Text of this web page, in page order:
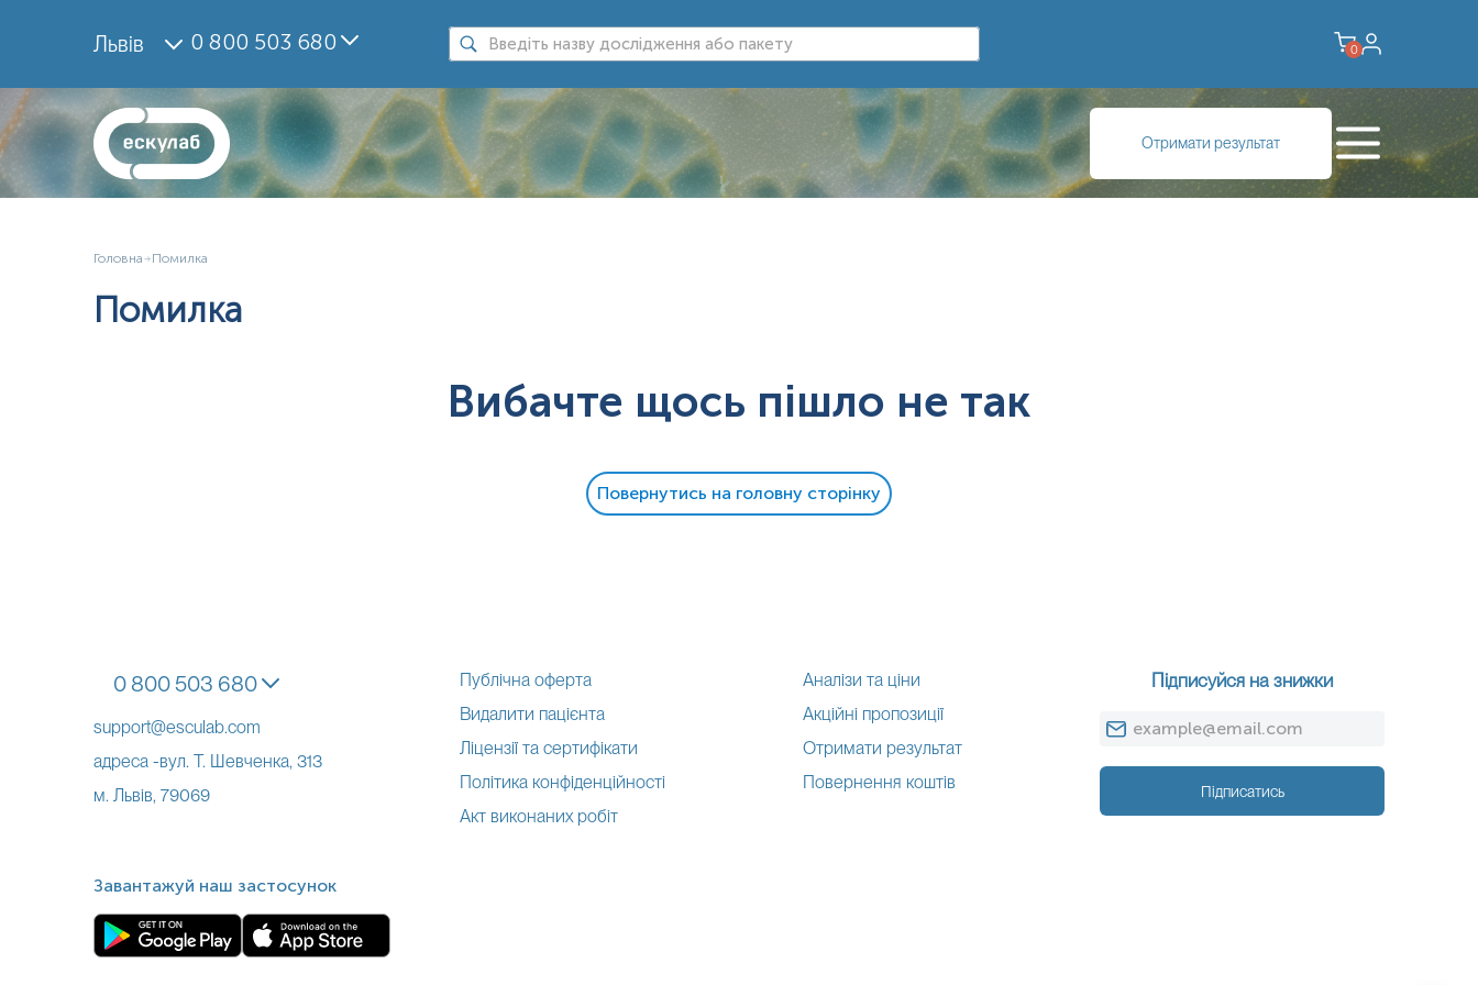
Львів 0 800 503 680 0
Отримати результат
Головна Помилка
Помилка
Вибачте щось пішло не так
Повернутись на головну сторінку
0 800 503 680
support@esculab.com
адреса -вул. Т. Шевченка, 313
м. Львів, 79069
Публічна оферта
Видалити пацієнта
Ліцензії та сертифікати
Політика конфіденційності
Акт виконаних робіт
Аналізи та ціни
Акційні пропозиції
Отримати результат
Повернення коштів
Підписуйся на знижки
Підписатись
Завантажуй наш застосунок